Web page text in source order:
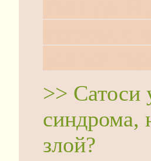
>> Сатоси
синдрома,
злой?